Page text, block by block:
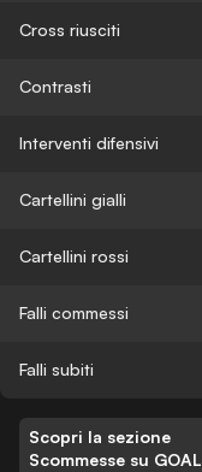
Cross riusciti
Contrasti
Interventi difensivi
Cartellini gialli
Cartellini rossi
Falli commessi
Falli subiti
Scopri la sezione
Scommesse su GOAL